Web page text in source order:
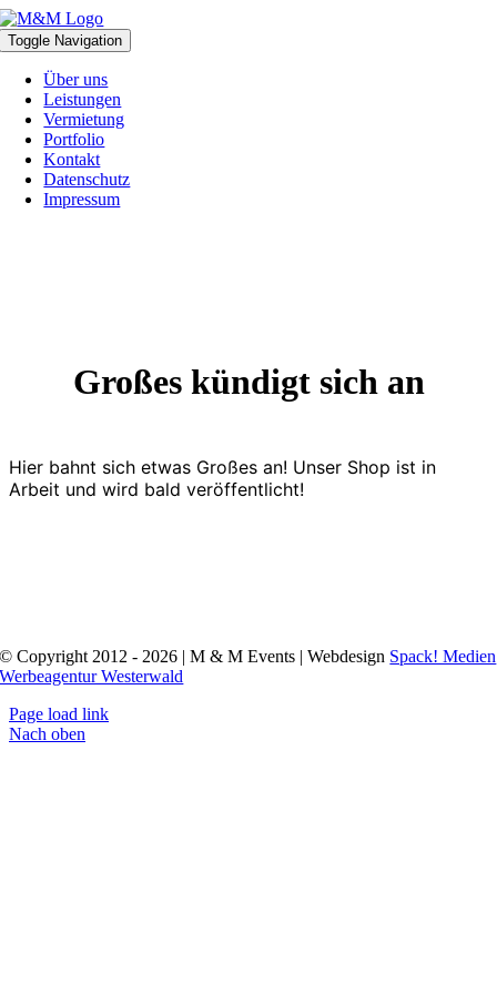
Zum
Inhalt
springen
Toggle Navigation
Über uns
Leistungen
Vermietung
Portfolio
Kontakt
Datenschutz
Impressum
Großes kündigt sich an
Hier bahnt sich etwas Großes an! Unser Shop ist in
Arbeit und wird bald veröffentlicht!
© Copyright 2012 - 2026 | M & M Events | Webdesign Spack! Medien
Werbeagentur Westerwald
Page load link
Nach oben